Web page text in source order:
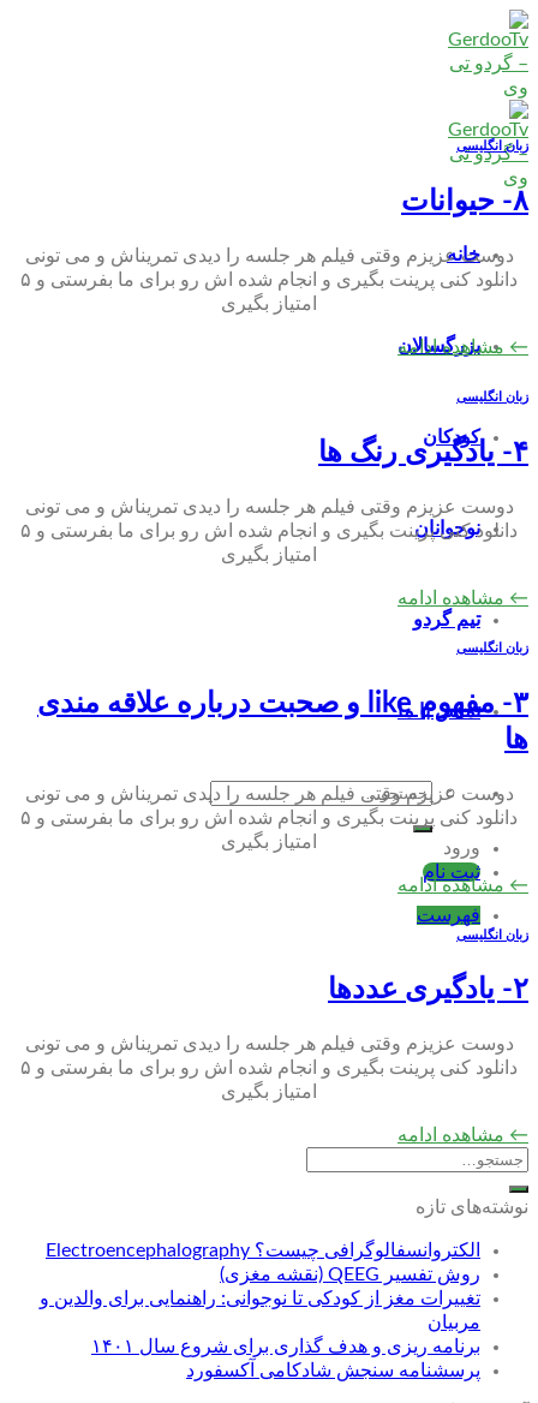
Skip
to
content
خانه
بزرگسالان
کودکان
نوجوانان
تیم گردو
تماس با ما
جستجو
برای:
ورود
ثبت نام
فهرست
زبان انگلیسی
۸- حیوانات
دوست عزیزم وقتی فیلم هر جلسه را دیدی تمریناش و می تونی
دانلود کنی پرینت بگیری و انجام شده اش رو برای ما بفرستی و ۵
امتیاز بگیری
← مشاهده ادامه
زبان انگلیسی
۴- یادگیری رنگ ها
دوست عزیزم وقتی فیلم هر جلسه را دیدی تمریناش و می تونی
دانلود کنی پرینت بگیری و انجام شده اش رو برای ما بفرستی و ۵
امتیاز بگیری
← مشاهده ادامه
زبان انگلیسی
۳- مفهوم like و صحبت درباره علاقه مندی
ها
دوست عزیزم وقتی فیلم هر جلسه را دیدی تمریناش و می تونی
دانلود کنی پرینت بگیری و انجام شده اش رو برای ما بفرستی و ۵
امتیاز بگیری
← مشاهده ادامه
زبان انگلیسی
۲- یادگیری عددها
دوست عزیزم وقتی فیلم هر جلسه را دیدی تمریناش و می تونی
دانلود کنی پرینت بگیری و انجام شده اش رو برای ما بفرستی و ۵
امتیاز بگیری
← مشاهده ادامه
نوشته‌های تازه
الکتروانسفالوگرافی چیست؟ Electroencephalography
روش تفسیر QEEG (نقشه مغزی)
تغییرات مغز از کودکی تا نوجوانی: راهنمایی برای والدین و
مربیان
برنامه ریزی و هدف گذاری برای شروع سال ۱۴۰۱
پرسشنامه سنجش شادکامی آکسفورد